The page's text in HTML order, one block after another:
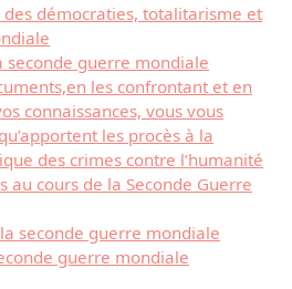
des démocraties, totalitarisme et
seconde guerre mondiale
les confrontant et en
connaissances, vous vous
les procès à la
des crimes contre l’humanité
au cours de la Seconde Guerre
seconde guerre mondiale
guerre mondiale